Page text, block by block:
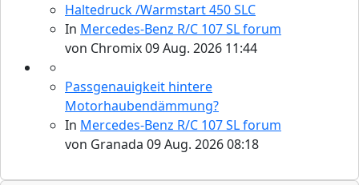
Haltedruck /Warmstart 450 SLC
In Mercedes-Benz R/C 107 SL forum
von Chromix09 Aug. 2026 11:44
Passgenauigkeit hintere
Motorhaubendämmung?
In Mercedes-Benz R/C 107 SL forum
von Granada 09 Aug. 2026 08:18